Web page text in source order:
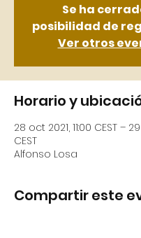
Se ha
posibilidad de
Ver otros
Horario y
28 oct 2021, 11:00 CEST –
CEST
Alfonso Losa
Compartir este